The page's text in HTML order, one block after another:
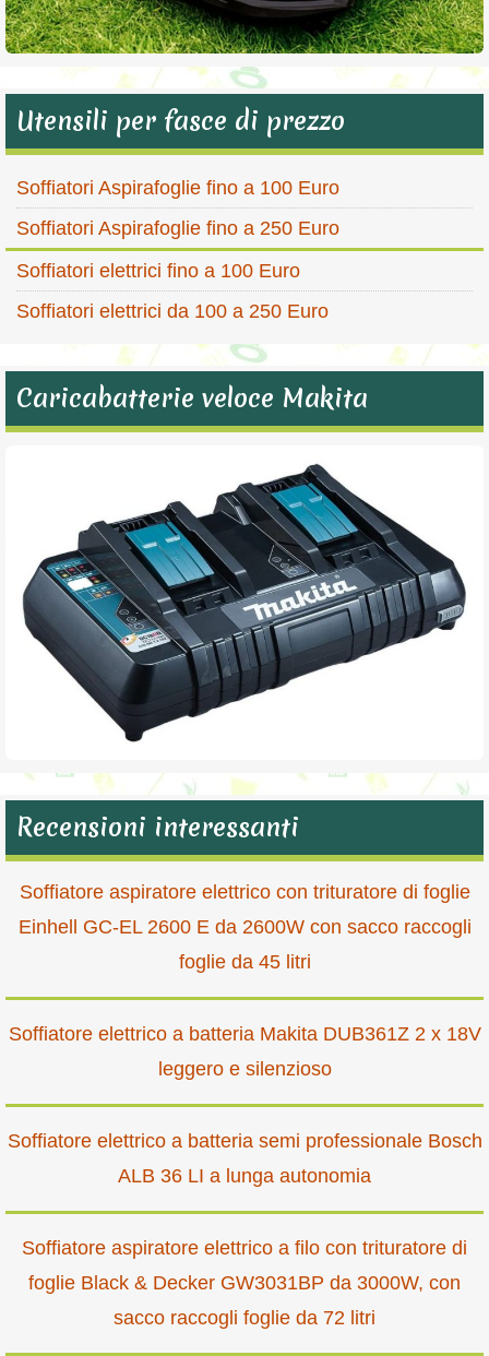
Utensili per fasce di prezzo
Soffiatori Aspirafoglie fino a 100 Euro
Soffiatori Aspirafoglie fino a 250 Euro
Soffiatori elettrici fino a 100 Euro
Soffiatori elettrici da 100 a 250 Euro
Caricabatterie veloce Makita
Recensioni interessanti
Soffiatore aspiratore elettrico con trituratore di foglie
Einhell GC-EL 2600 E da 2600W con sacco raccogli
foglie da 45 litri
Soffiatore elettrico a batteria Makita DUB361Z 2 x 18V
leggero e silenzioso
Soffiatore elettrico a batteria semi professionale Bosch
ALB 36 LI a lunga autonomia
Soffiatore aspiratore elettrico a filo con trituratore di
foglie Black & Decker GW3031BP da 3000W, con
sacco raccogli foglie da 72 litri